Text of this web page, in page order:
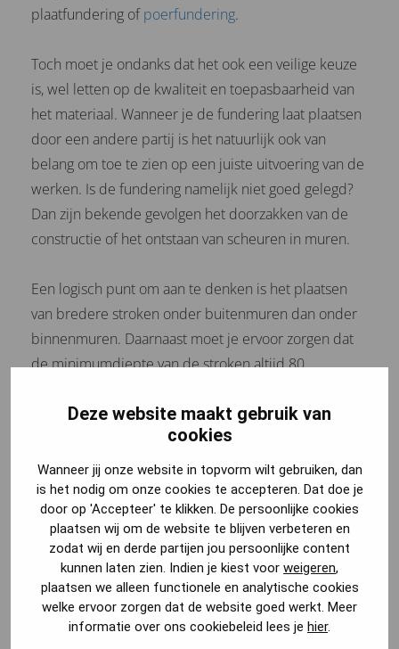
Deze website maakt gebruik van
cookies
Wanneer jij onze website in topvorm wilt gebruiken, dan
is het nodig om onze cookies te accepteren. Dat doe je
door op 'Accepteer' te klikken. De persoonlijke cookies
plaatsen wij om de website te blijven verbeteren en
zodat wij en derde partijen jou persoonlijke content
kunnen laten zien. Indien je kiest voor weigeren,
plaatsen we alleen functionele en analytische cookies
welke ervoor zorgen dat de website goed werkt. Meer
informatie over ons cookiebeleid lees je hier.
plaatfundering ofpoerfundering.
Toch moet je ondanks dat het ook een veilige keuze
is, wel letten op de kwaliteit en toepasbaarheid van
het materiaal. Wanneer je de fundering laat plaatsen
door een andere partij is het natuurlijk ook van
belang om toe te zien op een juiste uitvoering van de
werken. Is de fundering namelijk niet goed gelegd?
Dan zijn bekende gevolgen het doorzakken van de
constructie of het ontstaan van scheuren in muren.
Een logisch punt om aan te denken is het plaatsen
van bredere stroken onder buitenmuren dan onder
binnenmuren. Daarnaast moet je ervoor zorgen dat
de minimumdiepte van de stroken altijd 80
kan treden bij vriestemperaturen.
Ook is het handig om een minimumbreedte van 40
centimeter aan te houden om ervoor te zorgen dat
de fundering voldoende stevig is.
Wil je na het lezen van dit artikel meer weten over
een strookfundering? Lees dan eensdeze blog.
Heb je nog vragen over de strookfundering?